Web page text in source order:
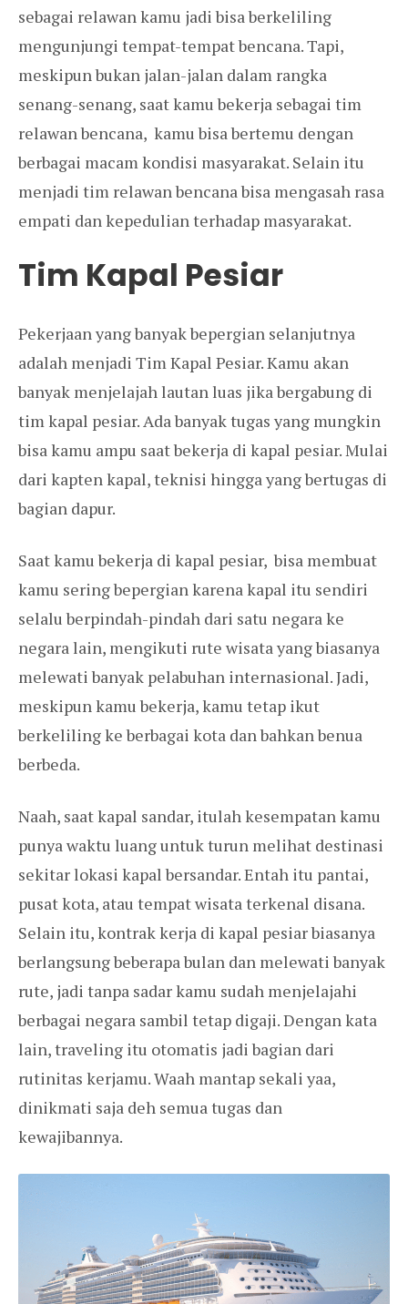
sebagai relawan kamu jadi bisa berkeliling
mengunjungi tempat-tempat bencana. Tapi,
meskipun bukan jalan-jalan dalam rangka
senang-senang, saat kamu bekerja sebagai tim
relawan bencana, kamu bisa bertemu dengan
berbagai macam kondisi masyarakat. Selain itu
menjadi tim relawan bencana bisa mengasah rasa
empati dan kepedulian terhadap masyarakat.
Tim Kapal Pesiar
Pekerjaan yang banyak bepergian selanjutnya
adalah menjadi Tim Kapal Pesiar. Kamu akan
banyak menjelajah lautan luas jika bergabung di
tim kapal pesiar. Ada banyak tugas yang mungkin
bisa kamu ampu saat bekerja di kapal pesiar. Mulai
dari kapten kapal, teknisi hingga yang bertugas di
bagian dapur.
Saat kamu bekerja di kapal pesiar, bisa membuat
kamu sering bepergian karena kapal itu sendiri
selalu berpindah-pindah dari satu negara ke
negara lain, mengikuti rute wisata yang biasanya
melewati banyak pelabuhan internasional. Jadi,
meskipun kamu bekerja, kamu tetap ikut
berkeliling ke berbagai kota dan bahkan benua
berbeda.
Naah, saat kapal sandar, itulah kesempatan kamu
punya waktu luang untuk turun melihat destinasi
sekitar lokasi kapal bersandar. Entah itu pantai,
pusat kota, atau tempat wisata terkenal disana.
Selain itu, kontrak kerja di kapal pesiar biasanya
berlangsung beberapa bulan dan melewati banyak
rute, jadi tanpa sadar kamu sudah menjelajahi
berbagai negara sambil tetap digaji. Dengan kata
lain, traveling itu otomatis jadi bagian dari
rutinitas kerjamu. Waah mantap sekali yaa,
dinikmati saja deh semua tugas dan
kewajibannya.